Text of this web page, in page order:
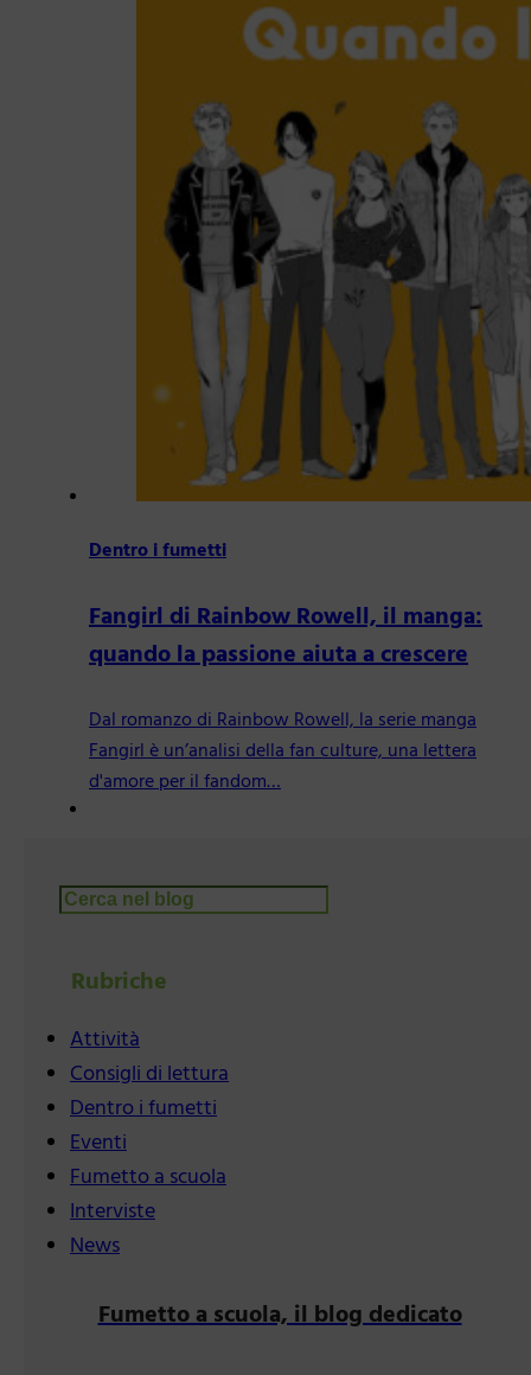
Dentro i fumetti
Fangirl di Rainbow Rowell, il manga:
quando la passione aiuta a crescere
Dal romanzo di Rainbow Rowell, la serie manga
Fangirl è un’analisi della fan culture, una lettera
d'amore per il fandom…
Cerca
Rubriche
Attività
Consigli di lettura
Dentro i fumetti
Eventi
Fumetto a scuola
Interviste
News
Fumetto a scuola, il blog dedicato